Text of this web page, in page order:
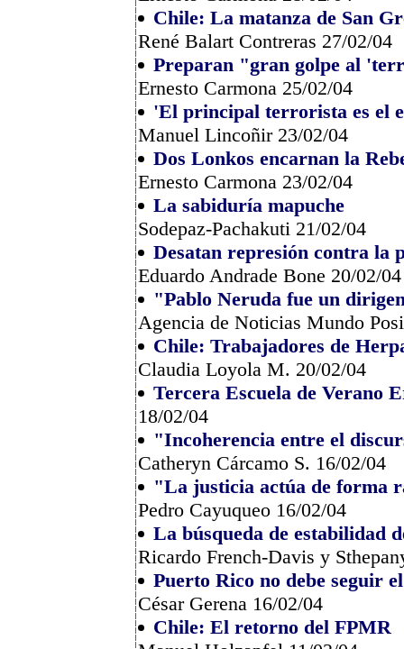
Chile: La matanza de San
René Balart Contreras 27/02/04
Preparan "gran golpe al
Ernesto Carmona 25/02/04
'El principal terrorista es el
Manuel Lincoñir 23/02/04
Dos Lonkos encarnan la
Ernesto Carmona 23/02/04
La sabiduría mapuche
Sodepaz-Pachakuti 21/02/04
Desatan represión contra la
Eduardo Andrade Bone 20/02/04
"Pablo Neruda fue un
Agencia de Noticias Mundo
Chile: Trabajadores de
Claudia Loyola M. 20/02/04
Tercera Escuela de Verano
18/02/04
"Incoherencia entre el
Catheryn Cárcamo S. 16/02/04
"La justicia actúa de forma
Pedro Cayuqueo 16/02/04
La búsqueda de estabilidad
Ricardo French-Davis y
Puerto Rico no debe seguir
César Gerena 16/02/04
Chile: El retorno del FPMR